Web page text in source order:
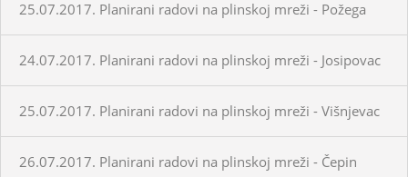
25.07.2017. Planirani radovi na plinskoj mreži - Požega
24.07.2017. Planirani radovi na plinskoj mreži - Josipovac
25.07.2017. Planirani radovi na plinskoj mreži - Višnjevac
26.07.2017. Planirani radovi na plinskoj mreži - Čepin